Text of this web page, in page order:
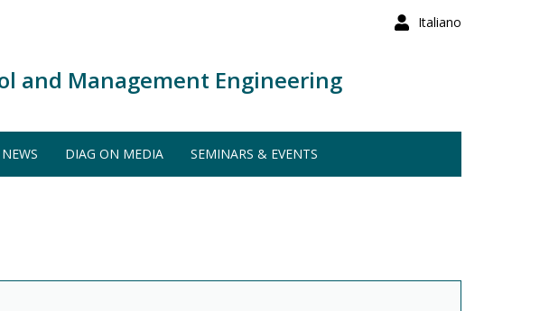
Italiano
and Management Engineering
NEWS DIAG ON MEDIA SEMINARS & EVENTS